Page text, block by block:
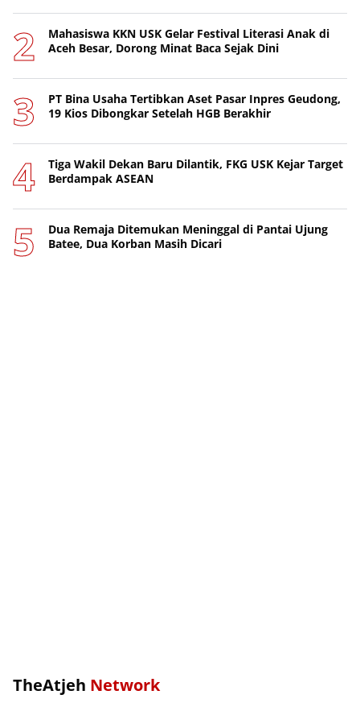
Mahasiswa KKN USK Gelar Festival Literasi Anak di
Aceh Besar, Dorong Minat Baca Sejak Dini
PT Bina Usaha Tertibkan Aset Pasar Inpres Geudong,
19 Kios Dibongkar Setelah HGB Berakhir
Tiga Wakil Dekan Baru Dilantik, FKG USK Kejar Target
Berdampak ASEAN
Dua Remaja Ditemukan Meninggal di Pantai Ujung
Batee, Dua Korban Masih Dicari
TheAtjeh Network